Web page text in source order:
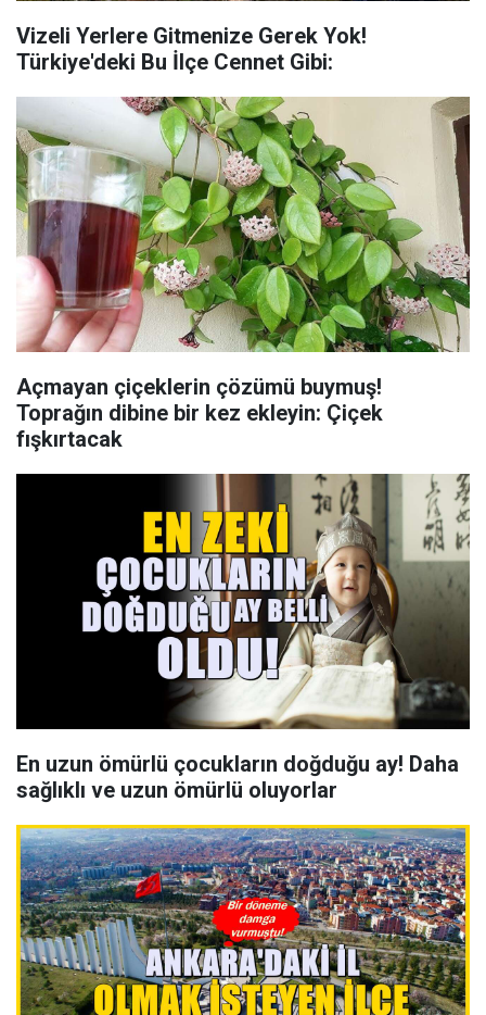
Vizeli Yerlere Gitmenize Gerek Yok!
Türkiye'deki Bu İlçe Cennet Gibi:
Açmayan çiçeklerin çözümü buymuş!
Toprağın dibine bir kez ekleyin: Çiçek
fışkırtacak
En uzun ömürlü çocukların doğduğu ay! Daha
sağlıklı ve uzun ömürlü oluyorlar